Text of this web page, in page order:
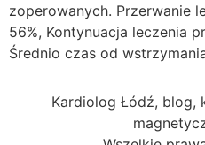
zoperowanych. Przerwanie
56%, Kontynuacja leczenia
Średnio czas od
Kardiolog Łódź, blog,